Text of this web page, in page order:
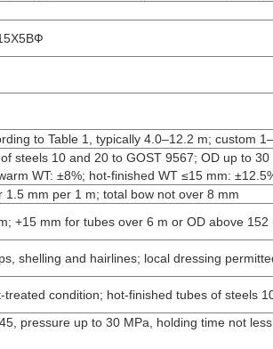
to Table 1, typically 4.0–12.2 m; custom
steels 10 and 20 to GOST 9567; OD up to
WT: ±8%; hot-finished WT ≤15 mm:
1.5 mm per 1 m; total bow not over 8 mm
+15 mm for tubes over 6 m or OD above 152
shelling and hairlines; local dressing
condition; hot-finished tubes of steels
pressure up to 30 MPa, holding time not